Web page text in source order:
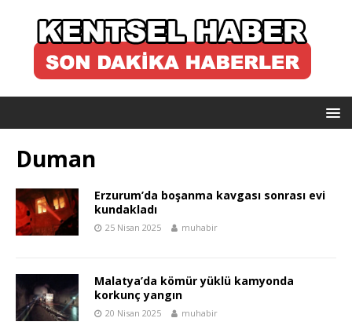
Duman
Erzurum’da boşanma kavgası sonrası evi
kundakladı
25 Nisan 2025 muhabir
Malatya’da kömür yüklü kamyonda
korkunç yangın
20 Nisan 2025 muhabir